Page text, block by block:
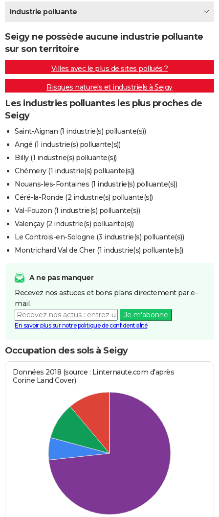
Destinations
City break
Voyage nature
Voyage de noces
Forum
Climat
+PHOTO
GUIDES D'ACHAT
BONS PLANS
CARTE DE VOEUX
Carte de Noël
Carte Bonne année
Carte Saint-Valentin
Carte d'anniversaire
DICTIONNAIRE
Dictionnaire
Biographies
Citations
Expressions
Proverbes
PROGRAMME TV
COPAINS D'AVANT
S'inscrire
Se connecter
Lycées
Collèges
Primaires
Universités
Entreprises
Service militaire
Avis de recherche
AVIS DE DÉCÈS
FORUM
Bricolage
Lifestyle
Culture
Sport
Auto
Television
Voyage
Cinema
Industrie polluante
Seigy ne possède aucune industrie polluante
sur son territoire
Villes avec le plus de sites pollués ?
Risques naturels et industriels à Seigy
Les industries polluantes les plus proches de
Seigy
Saint-Aignan (1 industrie(s) polluante(s))
Angé (1 industrie(s) polluante(s))
Billy (1 industrie(s) polluante(s))
Chémery (1 industrie(s) polluante(s))
Nouans-les-Fontaines (1 industrie(s) polluante(s))
Céré-la-Ronde (2 industrie(s) polluante(s))
Val-Fouzon (1 industrie(s) polluante(s))
Valençay (2 industrie(s) polluante(s))
Le Controis-en-Sologne (3 industrie(s) polluante(s))
Montrichard Val de Cher (1 industrie(s) polluante(s))
A ne pas manquer
Recevez nos astuces et bons plans directement par e-
mail.
Je m'abonne
En savoir plus sur notre politique de confidentialité
Occupation des sols à Seigy
Données 2018 (source : Linternaute.com d'après
Corine Land Cover)